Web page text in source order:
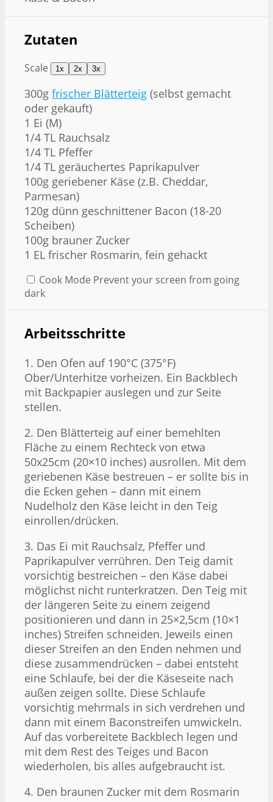
Zutaten
Scale 1x 2x 3x
300g frischer Blätterteig (selbst gemacht
oder gekauft)
1 Ei (M)
1/4 TL Rauchsalz
1/4 TL Pfeffer
1/4 TL geräuchertes Paprikapulver
100g geriebener Käse (z.B. Cheddar,
Parmesan)
120g dünn geschnittener Bacon (18-20
Scheiben)
100g brauner Zucker
1 EL frischer Rosmarin, fein gehackt
Cook Mode Prevent your screen from going
dark
Arbeitsschritte
1. Den Ofen auf 190°C (375°F)
Ober/Unterhitze vorheizen. Ein Backblech
mit Backpapier auslegen und zur Seite
stellen.
2. Den Blätterteig auf einer bemehlten
Fläche zu einem Rechteck von etwa
50x25cm (20×10 inches) ausrollen. Mit dem
geriebenen Käse bestreuen – er sollte bis in
die Ecken gehen – dann mit einem
Nudelholz den Käse leicht in den Teig
einrollen/drücken.
3. Das Ei mit Rauchsalz, Pfeffer und
Paprikapulver verrühren. Den Teig damit
vorsichtig bestreichen – den Käse dabei
möglichst nicht runterkratzen. Den Teig mit
der längeren Seite zu einem zeigend
positionieren und dann in 25×2,5cm (10×1
inches) Streifen schneiden. Jeweils einen
dieser Streifen an den Enden nehmen und
diese zusammendrücken – dabei entsteht
eine Schlaufe, bei der die Käseseite nach
außen zeigen sollte. Diese Schlaufe
vorsichtig mehrmals in sich verdrehen und
dann mit einem Baconstreifen umwickeln.
Auf das vorbereitete Backblech legen und
mit dem Rest des Teiges und Bacon
wiederholen, bis alles aufgebraucht ist.
4. Den braunen Zucker mit dem Rosmarin